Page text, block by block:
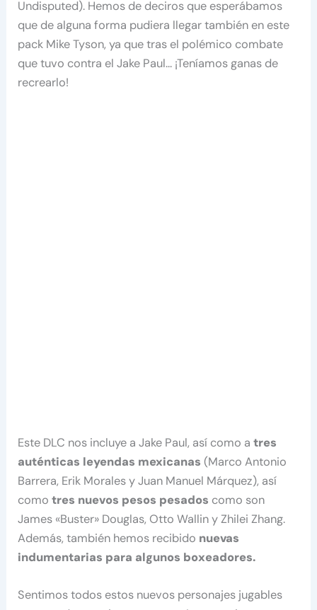
Undisputed). Hemos de deciros que esperábamos
que de alguna forma pudiera llegar también en este
pack Mike Tyson, ya que tras el polémico combate
que tuvo contra el Jake Paul… ¡Teníamos ganas de
recrearlo!
Este DLC nos incluye a Jake Paul, así como a tres
auténticas leyendas mexicanas (Marco Antonio
Barrera, Erik Morales y Juan Manuel Márquez), así
comotres nuevos pesos pesados como son
James «Buster» Douglas, Otto Wallin y Zhilei Zhang.
Además, también hemos recibido nuevas
indumentarias para algunos boxeadores.
Sentimos todos estos nuevos personajes jugables